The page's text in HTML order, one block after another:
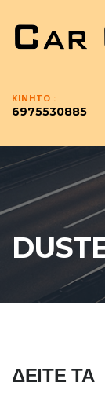
ΚΙΝΗΤO :
6975530885
ΔΕΙΤΕ ΤΑ